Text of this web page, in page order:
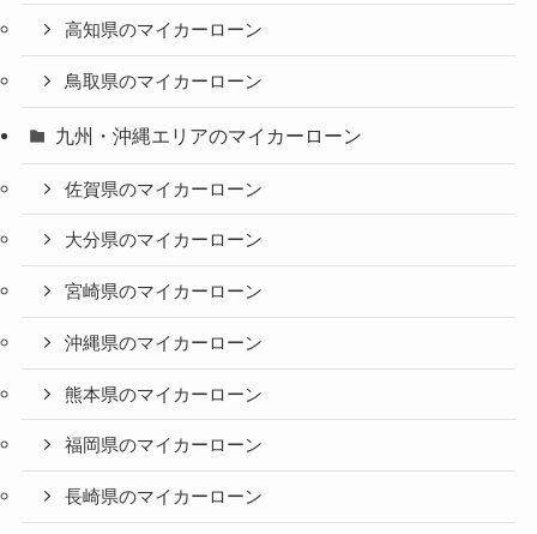
高知県のマイカーローン
鳥取県のマイカーローン
九州・沖縄エリアのマイカーローン
佐賀県のマイカーローン
大分県のマイカーローン
宮崎県のマイカーローン
沖縄県のマイカーローン
熊本県のマイカーローン
福岡県のマイカーローン
長崎県のマイカーローン